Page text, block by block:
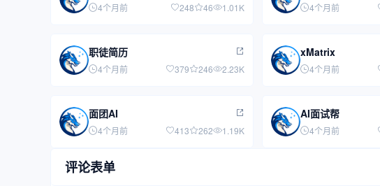
4个月前 248 46 1.01K 4个月前
职徒简历
4个月前 379 246 2.23K
xMatrix
4个月前
面团AI
4个月前 413 262 1.19K
AI面试帮
4个月前
评论表单